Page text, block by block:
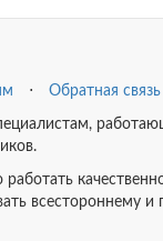
⋅ Обратная связь
всестороннему